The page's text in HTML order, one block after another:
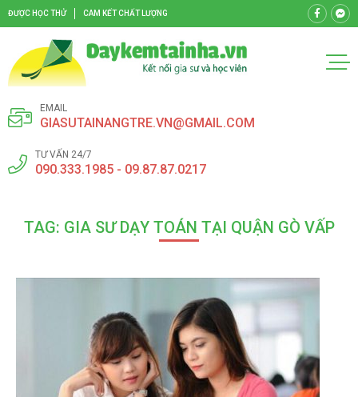
ĐƯỢC HỌC THỬ CAM KẾT CHẤT LƯỢNG
EMAIL
GIASUTAINANGTRE.VN@GMAIL.COM
TƯ VẤN 24/7
090.333.1985 - 09.87.87.0217
TAG: GIA SƯ DẠY TOÁN TẠI QUẬN GÒ VẤP